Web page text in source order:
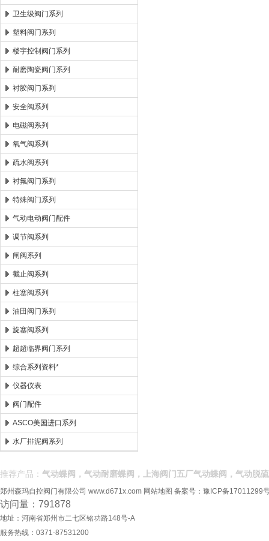
卫生级阀门系列
塑料阀门系列
楼宇控制阀门系列
耐磨陶瓷阀门系列
衬胶阀门系列
安全阀系列
电磁阀系列
氧气阀系列
疏水阀系列
衬氟阀门系列
特殊阀门系列
气动电动阀门配件
调节阀系列
闸阀系列
截止阀系列
柱塞阀系列
油田阀门系列
旋塞阀系列
超超临界阀门系列
综合系列资料*
仪器仪表
阀门配件
ASCO美国进口系列
水厂排泥阀系列
推荐产品： 气动蝶阀，气动耐磨蝶阀，上海阀门五厂气动蝶阀，气动脱
郑州森玛自控阀门有限公司 www.d671x.com 网站地图 备案号： 豫ICP备17011299
访问量：791878
地址：河南省郑州市二七区铭功路148号-A
服务热线：0371-87531200